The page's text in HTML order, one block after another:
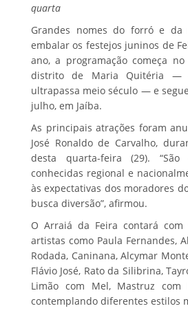
quarta
Grandes nomes do forró e da
embalar os festejos juninos de
ano, a programação começa
distrito de Maria Quitéria —
ultrapassa meio século — e
julho, em Jaíba.
As principais atrações foram
José Ronaldo de Carvalho,
desta quarta-feira (29).
conhecidas regional e
às expectativas dos moradores
busca diversão”, afirmou.
O Arraiá da Feira contará
artistas como Paula Fernandes,
Rodada, Caninana, Alcymar
Flávio José, Rato da Silibrina,
Limão com Mel, Mastruz com
contemplando diferentes estilos